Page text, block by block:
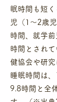
眠時間も短
児（1～2歳
時間、就学
時間とされ
健協会や研
睡眠時間は
9.8時間と全